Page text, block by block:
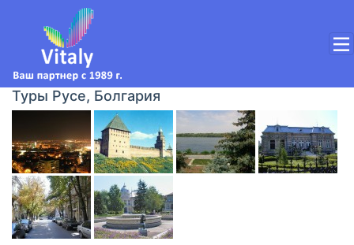
Туры Русе, Болгария